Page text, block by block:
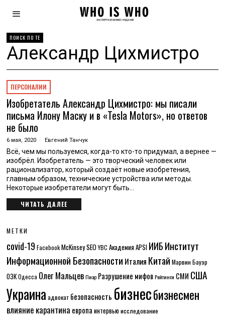
ПОИСК ПО ТЕ
Александр Цихмистро
ПЕРСОНАЛИИ
Изобретатель Александр Цихмистро: мы писали
письма Илону Маску и в «Tesla Motors», но ответов
не было
6 мая, 2020 Евгений Танчук
Всё, чем мы пользуемся, когда-то кто-то придумал, а вернее —
изобрёл. Изобретатель — это творческий человек или
рационализатор, который создаёт новые изобретения,
главным образом, технические устройства или методы.
Некоторые изобретатели могут быть…
ЧИТАТЬ ДАЛЕЕ
МЕТКИ
covid-19 Facebook McKinseySEO YBC Академия APSI ИИБИнститут
Информационной Безопасности Италия Китай Марвин Бауэр
ОЗК Одесса Олег Мальцев Пиар Разрушение мифов Рейтинги СМИ США
Украина адвокат безопасность бизнесбизнесмен
влияние карантина европа интервьюисследование